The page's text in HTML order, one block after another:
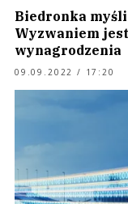
Biedronka
Wyzwaniem
wynagrodzenia
09.09.2022 / 17:20